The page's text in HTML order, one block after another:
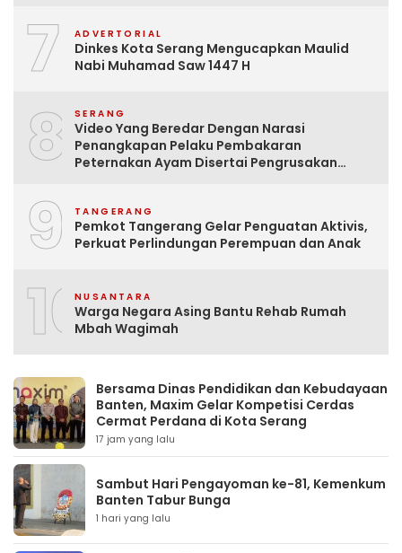
7 ADVERTORIAL
Dinkes Kota Serang Mengucapkan Maulid
Nabi Muhamad Saw 1447 H
8 SERANG
Video Yang Beredar Dengan Narasi
Penangkapan Pelaku Pembakaran
Peternakan Ayam Disertai Pengrusakan
9 TANGERANG
Pemkot Tangerang Gelar Penguatan Aktivis,
Perkuat Perlindungan Perempuan dan Anak
10NUSANTARA
Warga Negara Asing Bantu Rehab Rumah
Mbah Wagimah
Bersama Dinas Pendidikan dan Kebudayaan
Banten, Maxim Gelar Kompetisi Cerdas
Cermat Perdana di Kota Serang
17 jam yang lalu
Sambut Hari Pengayoman ke-81, Kemenkum
Banten Tabur Bunga
1 hari yang lalu